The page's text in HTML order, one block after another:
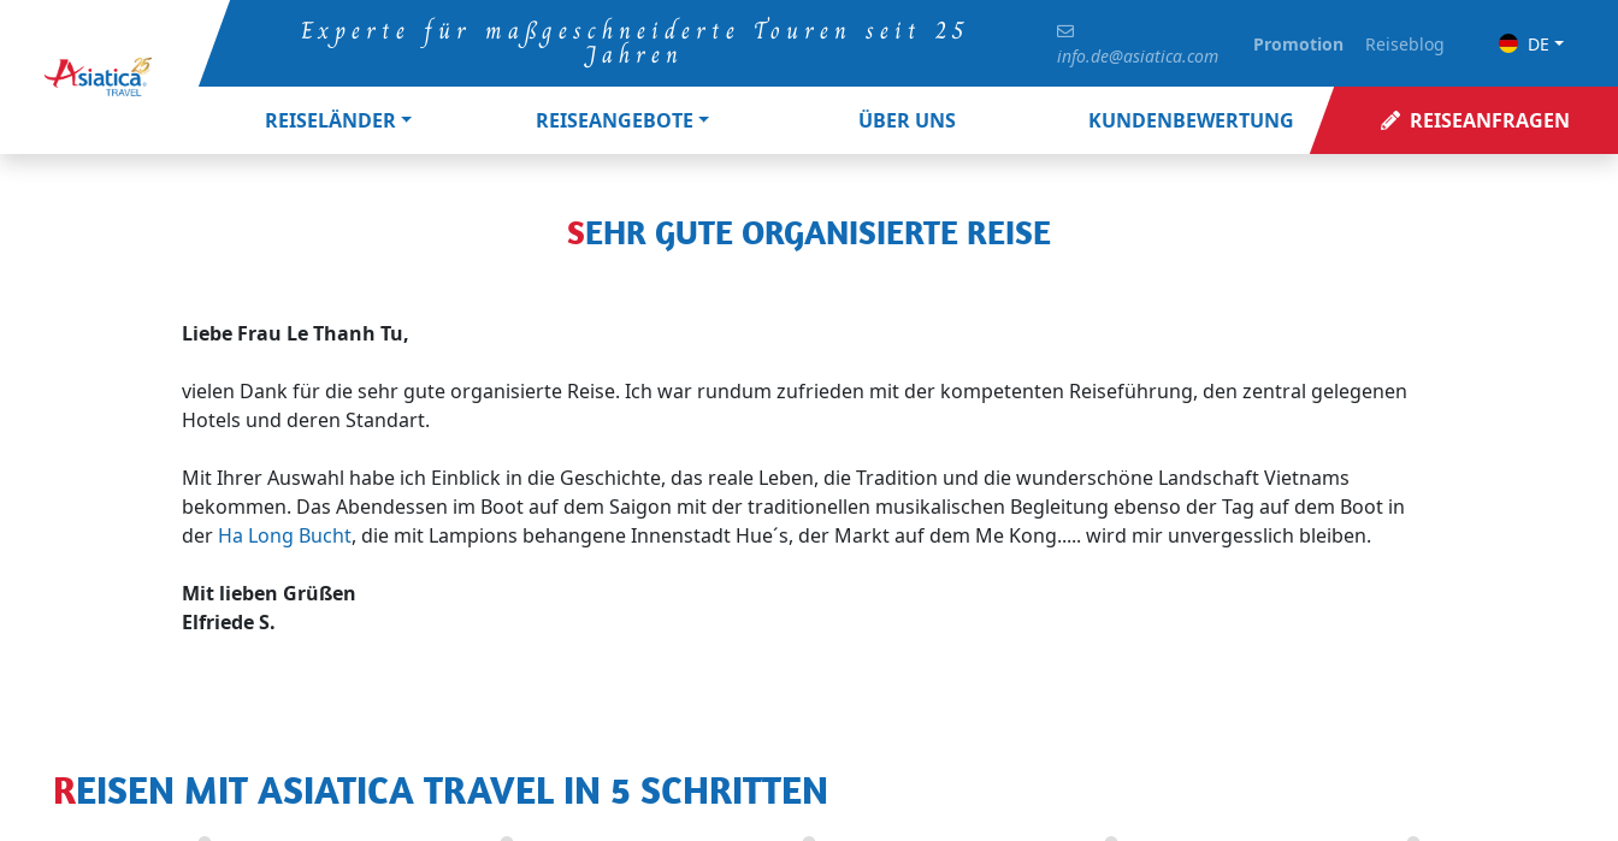
Experte für maßgeschneiderte Touren seit 25
Jahren info.de@asiatica.com
Promotion Reiseblog DE
REISELÄNDER REISEANGEBOTE ÜBER UNS KUNDENBEWERTUNG REISEANFRAGEN
SEHR GUTE ORGANISIERTE REISE
Liebe Frau Le Thanh Tu,
vielen Dank für die sehr gute organisierte Reise. Ich war rundum zufrieden mit der kompetenten Reiseführung, den zentral gelegenen
Hotels und deren Standart.
Mit Ihrer Auswahl habe ich Einblick in die Geschichte, das reale Leben, die Tradition und die wunderschöne Landschaft Vietnams
bekommen. Das Abendessen im Boot auf dem Saigon mit der traditionellen musikalischen Begleitung ebenso der Tag auf dem Boot in
der Ha Long Bucht, die mit Lampions behangene Innenstadt Hue´s, der Markt auf dem Me Kong..... wird mir unvergesslich bleiben.
Mit lieben Grüßen
Elfriede S.
REISEN MIT ASIATICA TRAVEL IN 5 SCHRITTEN